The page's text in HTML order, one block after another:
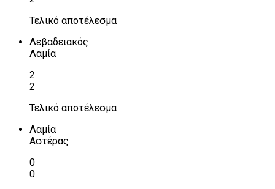
Τελικό αποτέλεσμα
Λεβαδειακός
Λαμία
2
2
Τελικό αποτέλεσμα
Λαμία
Αστέρας
0
0